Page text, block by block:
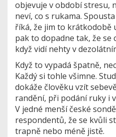
objevuje v období stresu,
neví, co s rukama.
říká, že jim to krátkodobě
pak to dopadne tak, že se
když vidí nehty v
Když to vypadá špatně,
Každý si tohle všimne.
dokáže člověku vzít
randění, při podání ruky i
V jedné menší české
respondentů, že se kvůli
trapně nebo méně jistě.